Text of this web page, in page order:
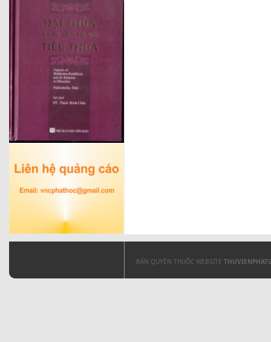
BẢN QUYỀN THUỘC WEBSITE